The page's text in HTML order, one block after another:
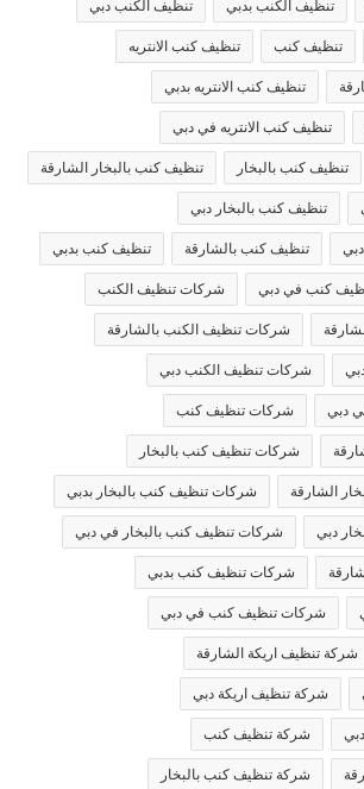
تنظيف الكنب بدبي تنظيف الكنب دبي
تنظيف كنب تنظيف كنب الانتريه
تنظيف كنب الانتريه بدبي
تنظيف كنب الانتريه في دبي
تنظيف كنب بالبخار تنظيف كنب بالبخار الشارقة
تنظيف كنب بالبخار دبي
تنظيف كنب بالشارقة تنظيف كنب بدبي
كنب في دبي شركات تنظيف الكنب
شركات تنظيف الكنب بالشارقة
شركات تنظيف الكنب دبي
دبي شركات تنظيف كنب
شركات تنظيف كنب بالبخار
الشارقة شركات تنظيف كنب بالبخار بدبي
دبي شركات تنظيف كنب بالبخار في دبي
شركات تنظيف كنب بدبي
شركات تنظيف كنب في دبي
شركة تنظيف اريكة الشارقة
شركة تنظيف اريكة دبي
شركة تنظيف كنب
شركة تنظيف كنب بالبخار